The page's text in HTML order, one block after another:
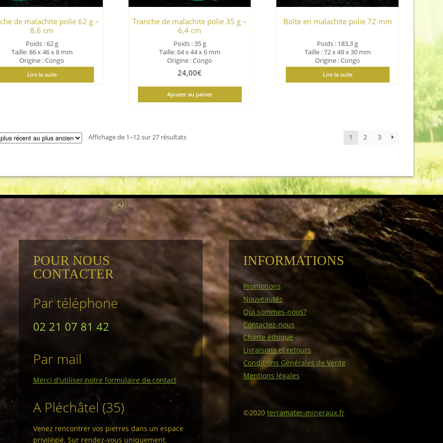
de malachite polie 62 g –
8,6 cm
Poids : 62 g
Taille: 86 x 46 x 8 mm
Origine : Congo
Lire la suite
Tranche de malachite polie 35 g –
6,4 cm
Poids : 35 g
Taille: 64 x 44 x 6 mm
Origine : Congo
24,00€
Ajouter au panier
Boîte en malachite polie 72 mm
Poids : 183,3 g
Taille : 72 x 49 x 30 mm
Origine : Congo
Lire la suite
Affichage de 1–12 sur 27 résultatsTrié
au
plus
ancien
1 2 3
POUR NOUS
CONTACTER
Par téléphone
02 21 07 81 42
Par mail
Merci d'utiliser notre formulaire de contact
A Pléchâtel (35)
Venez rencontrer vos pierres dans un espace
privilégié. Sur rendez-vous uniquement.
INFORMATIONS
Promotions
Nouveautés
Qui sommes-nous?
Contactez-nous
Charte éthique
Livraisons et retours
Conditions Générales de Vente
Mentions légales
©2020terramater-mineraux.fr